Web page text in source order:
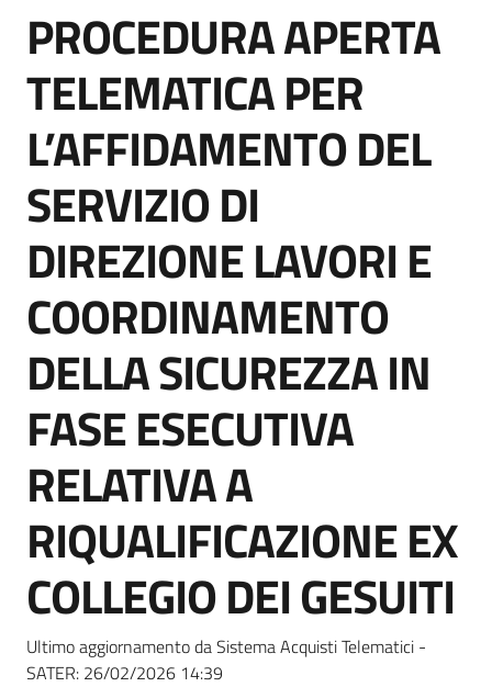
strumenti
di
Supporto
Piattaforme
telematiche
English
site
Seguici
su
Salta al contenuto
PROCEDURA APERTA
TELEMATICA PER
L’AFFIDAMENTO DEL
SERVIZIO DI
DIREZIONE LAVORI E
COORDINAMENTO
DELLA SICUREZZA IN
FASE ESECUTIVA
RELATIVA A
RIQUALIFICAZIONE EX
COLLEGIO DEI GESUITI
Ultimo aggiornamento da Sistema Acquisti Telematici -
SATER: 26/02/2026 14:39